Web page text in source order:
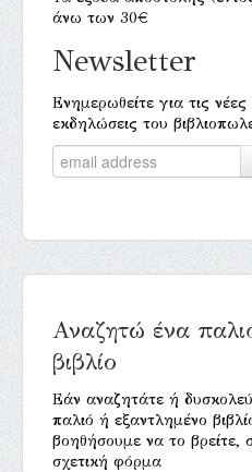
άνω των 30€
Newsletter
Ενημερωθείτε για τις νέες
εκδηλώσεις του
Αναζητώ ένα
βιβλίο
Εάν αναζητάτε ή
παλιό ή εξαντλημένο
βοηθήσουμε να το βρείτε,
σχετική φόρμα